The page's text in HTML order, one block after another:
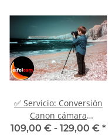
✅ Servicio: Conversión
Canon cámara
astronómica espectro
109,00 € - 129,00 € *